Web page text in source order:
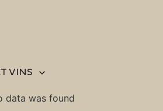
VINS
data was found